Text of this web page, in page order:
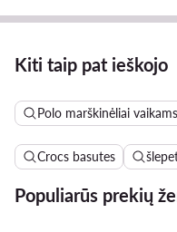
Kiti taip pat ieškojo
Polo marškinėliai vaikams
Crocs basutes
Populiarūs prekių